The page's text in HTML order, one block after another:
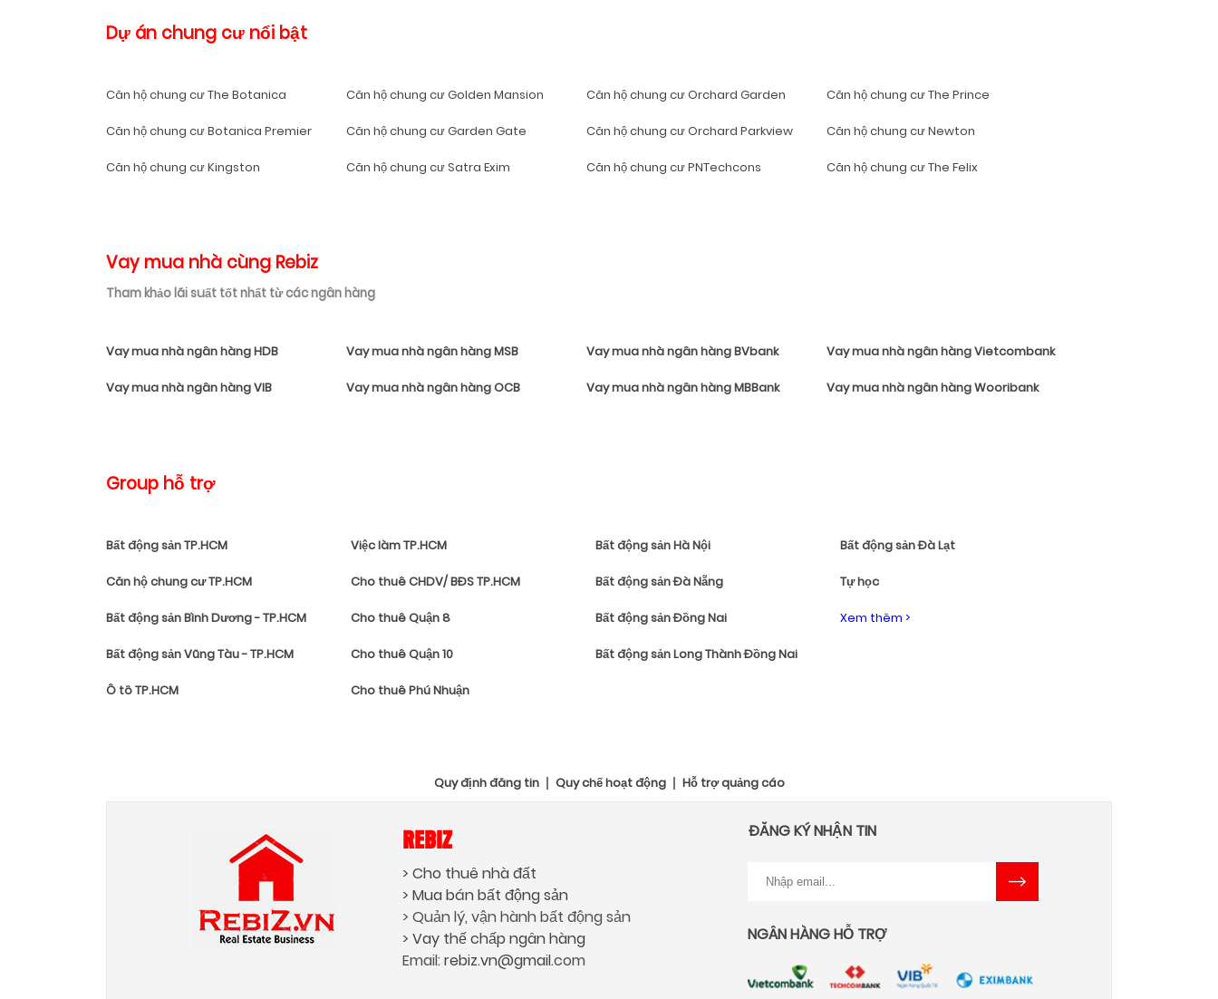
Dự án chung cư nổi bật
Căn hộ chung cư The Botanica
Căn hộ chung cư Botanica Premier
Căn hộ chung cư Kingston
Căn hộ chung cư Golden Mansion
Căn hộ chung cư Garden Gate
Căn hộ chung cư Satra Exim
Căn hộ chung cư Orchard Garden
Căn hộ chung cư Orchard Parkview
Căn hộ chung cư PNTechcons
Căn hộ chung cư The Prince
Căn hộ chung cư Newton
Căn hộ chung cư The Felix
Vay mua nhà cùng Rebiz
Tham khảo lãi suất tốt nhất từ các ngân hàng
Vay mua nhà ngân hàng HDB
Vay mua nhà ngân hàng VIB
Vay mua nhà ngân hàng MSB
Vay mua nhà ngân hàng OCB
Vay mua nhà ngân hàng BVbank
Vay mua nhà ngân hàng MBBank
Vay mua nhà ngân hàng Vietcombank
Vay mua nhà ngân hàng Wooribank
Group hỗ trợ
Bất động sản TP.HCM
Căn hộ chung cư TP.HCM
Bất động sản Bình Dương - TP.HCM
Bất động sản Vũng Tàu - TP.HCM
Ô tô TP.HCM
Việc làm TP.HCM
Cho thuê CHDV/ BĐS TP.HCM
Cho thuê Quận 8
Cho thuê Quận 10
Cho thuê Phú Nhuận
Bất động sản Hà Nội
Bất động sản Đà Nẵng
Bất động sản Đồng Nai
Bất động sản Long Thành Đồng Nai
Bất động sản Đà Lạt
Tự học
Xem thêm >
Quy định đăng tin Quy chế hoạt động Hỗ trợ quảng cáo
REBIZ
> Cho thuê nhà đất
> Mua bán bất động sản
> Quản lý, vận hành bất động sản
> Vay thế chấp ngân hàng
Email:rebiz.vn@gmail.com
ĐĂNG KÝ NHẬN TIN
NGÂN HÀNG HỖ TRỢ